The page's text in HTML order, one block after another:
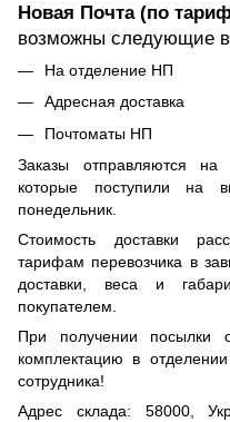
Новая Почта (по
возможны следующие
На отделение НП
Адресная доставка
Почтоматы НП
Заказы отправляются
которые поступили на
понедельник.
Стоимость доставки
тарифам перевозчика в
доставки, веса и
покупателем.
При получении посылки
комплектацию в
сотрудника!
Адрес склада: 58000,